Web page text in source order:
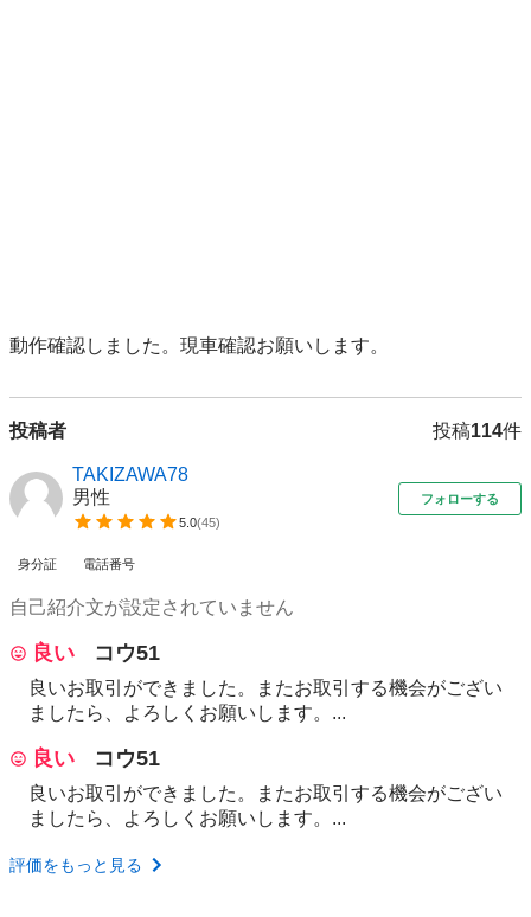
動作確認しました。現車確認お願いします。
投稿者 投稿114件
TAKIZAWA78
男性
5.0(45)
フォローする
身分証 電話番号
自己紹介文が設定されていません
良い コウ51
良いお取引ができました。またお取引する機会がござい
ましたら、よろしくお願いします。...
良い コウ51
良いお取引ができました。またお取引する機会がござい
ましたら、よろしくお願いします。...
評価をもっと見る